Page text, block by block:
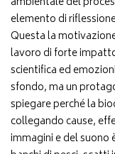
elemento di
Questa la
lavoro di forte
scientifica ed
sfondo, ma un
spiegare perché la
collegando cause,
immagini e del suono